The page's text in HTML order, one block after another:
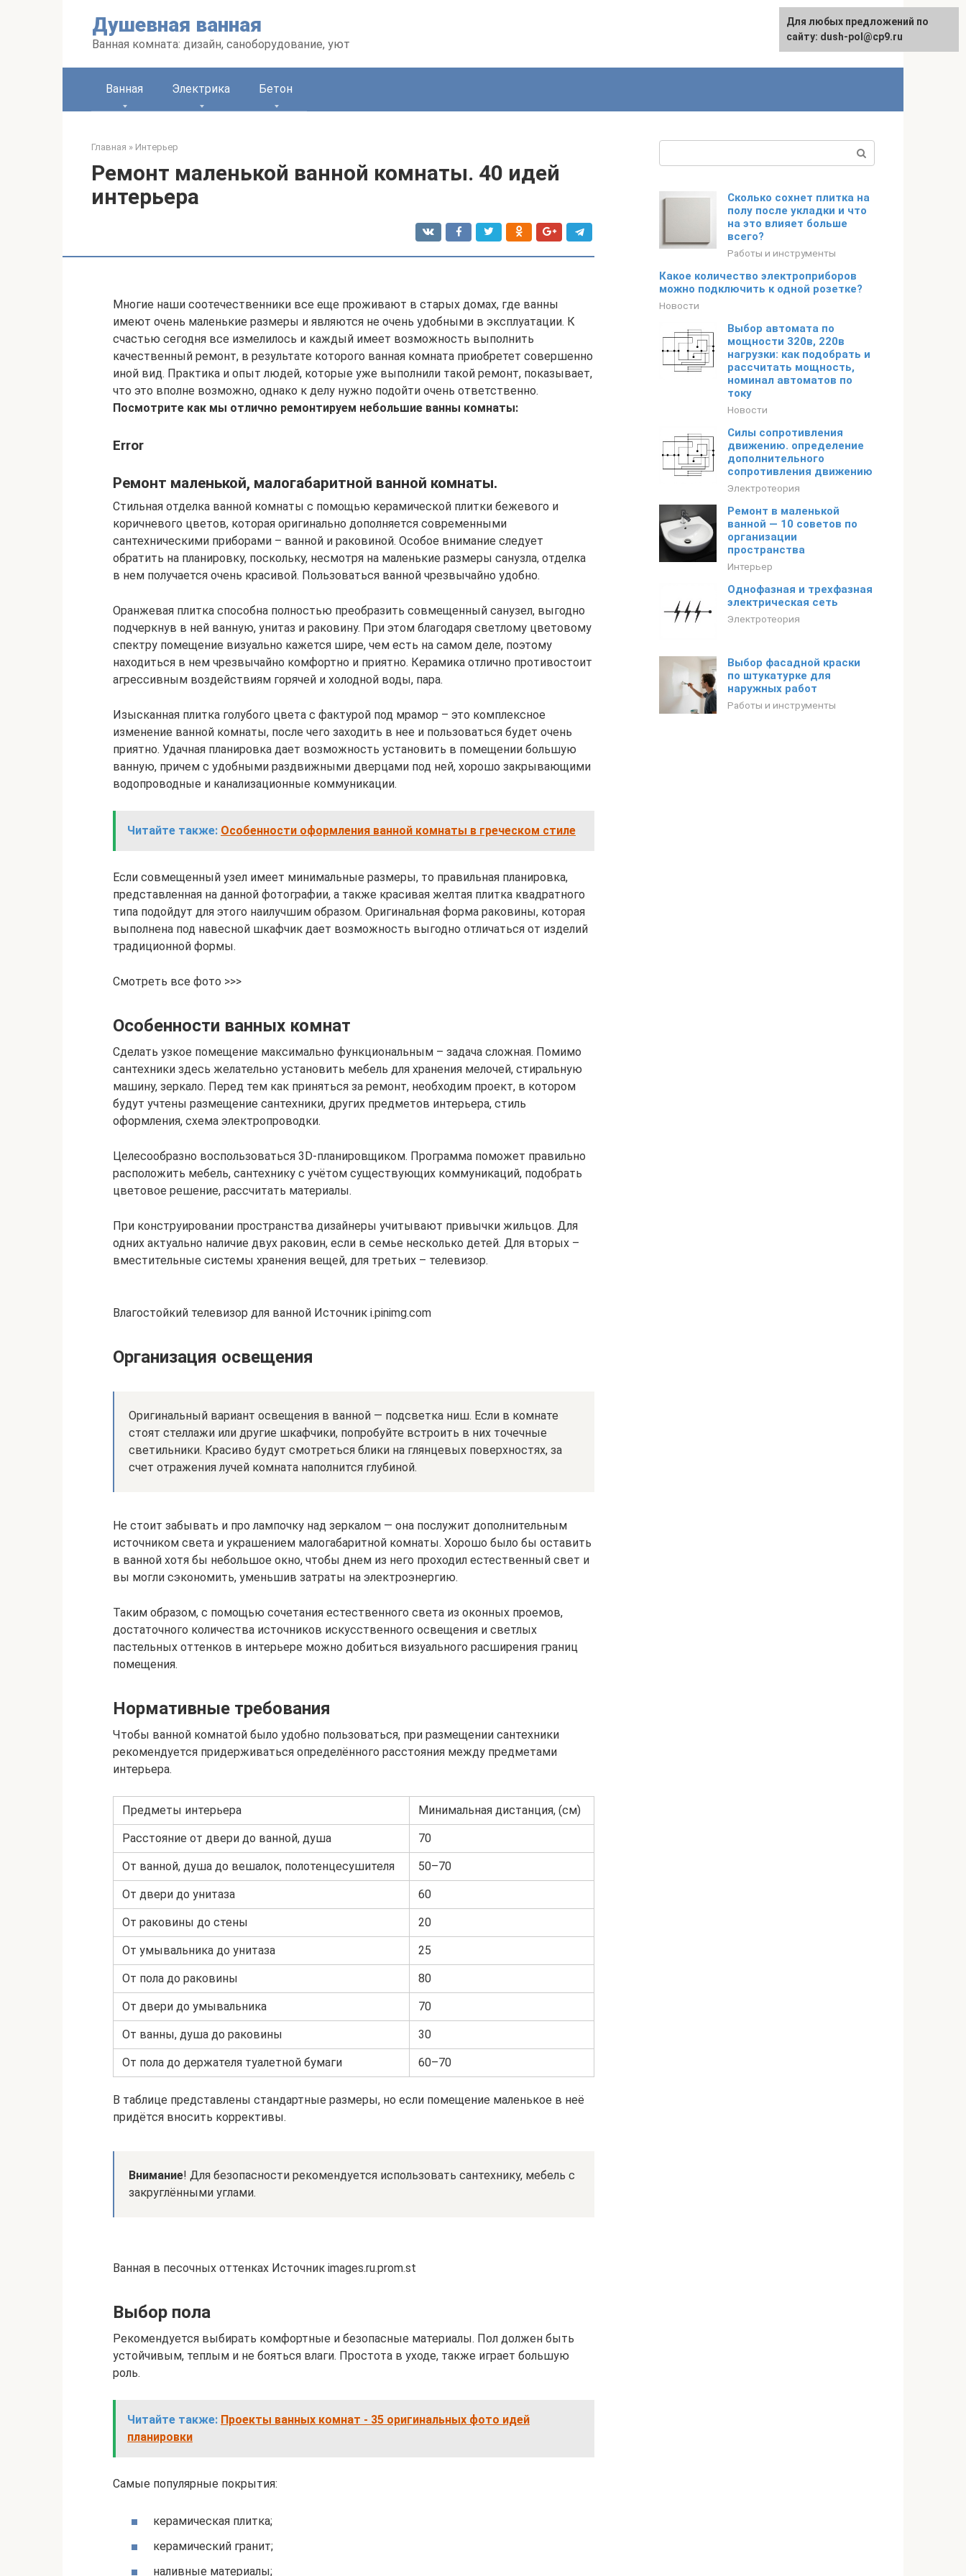
Душевная ванная
Ванная комната: дизайн, саноборудование, уют
Ванная Электрика Бетон
Главная » Интерьер
Ремонт маленькой ванной комнаты. 40 идей
интерьера
Многие наши соотечественники все еще проживают в старых домах, где ванны
имеют очень маленькие размеры и являются не очень удобными в эксплуатации. К
счастью сегодня все измелилось и каждый имеет возможность выполнить
качественный ремонт, в результате которого ванная комната приобретет совершенно
иной вид. Практика и опыт людей, которые уже выполнили такой ремонт, показывает,
что это вполне возможно, однако к делу нужно подойти очень ответственно.
Посмотрите как мы отлично ремонтируем небольшие ванны комнаты:
Error
Ремонт маленькой, малогабаритной ванной комнаты.
Стильная отделка ванной комнаты с помощью керамической плитки бежевого и
коричневого цветов, которая оригинально дополняется современными
сантехническими приборами – ванной и раковиной. Особое внимание следует
обратить на планировку, поскольку, несмотря на маленькие размеры санузла, отделка
в нем получается очень красивой. Пользоваться ванной чрезвычайно удобно.
Оранжевая плитка способна полностью преобразить совмещенный санузел, выгодно
подчеркнув в ней ванную, унитаз и раковину. При этом благодаря светлому цветовому
спектру помещение визуально кажется шире, чем есть на самом деле, поэтому
находиться в нем чрезвычайно комфортно и приятно. Керамика отлично противостоит
агрессивным воздействиям горячей и холодной воды, пара.
Изысканная плитка голубого цвета с фактурой под мрамор – это комплексное
изменение ванной комнаты, после чего заходить в нее и пользоваться будет очень
приятно. Удачная планировка дает возможность установить в помещении большую
ванную, причем с удобными раздвижными дверцами под ней, хорошо закрывающими
водопроводные и канализационные коммуникации.
Читайте также: Особенности оформления ванной комнаты в греческом стиле
Если совмещенный узел имеет минимальные размеры, то правильная планировка,
представленная на данной фотографии, а также красивая желтая плитка квадратного
типа подойдут для этого наилучшим образом. Оригинальная форма раковины, которая
выполнена под навесной шкафчик дает возможность выгодно отличаться от изделий
традиционной формы.
Смотреть все фото >>>
Особенности ванных комнат
Сделать узкое помещение максимально функциональным – задача сложная. Помимо
сантехники здесь желательно установить мебель для хранения мелочей, стиральную
машину, зеркало. Перед тем как приняться за ремонт, необходим проект, в котором
будут учтены размещение сантехники, других предметов интерьера, стиль
оформления, схема электропроводки.
Целесообразно воспользоваться 3D-планировщиком. Программа поможет правильно
расположить мебель, сантехнику с учётом существующих коммуникаций, подобрать
цветовое решение, рассчитать материалы.
При конструировании пространства дизайнеры учитывают привычки жильцов. Для
одних актуально наличие двух раковин, если в семье несколько детей. Для вторых –
вместительные системы хранения вещей, для третьих – телевизор.
Влагостойкий телевизор для ванной Источник i.pinimg.com
Организация освещения
Оригинальный вариант освещения в ванной — подсветка ниш. Если в комнате
стоят стеллажи или другие шкафчики, попробуйте встроить в них точечные
светильники. Красиво будут смотреться блики на глянцевых поверхностях, за
счет отражения лучей комната наполнится глубиной.
Не стоит забывать и про лампочку над зеркалом — она послужит дополнительным
источником света и украшением малогабаритной комнаты. Хорошо было бы оставить
в ванной хотя бы небольшое окно, чтобы днем из него проходил естественный свет и
вы могли сэкономить, уменьшив затраты на электроэнергию.
Таким образом, с помощью сочетания естественного света из оконных проемов,
достаточного количества источников искусственного освещения и светлых
пастельных оттенков в интерьере можно добиться визуального расширения границ
помещения.
Нормативные требования
Чтобы ванной комнатой было удобно пользоваться, при размещении сантехники
рекомендуется придерживаться определённого расстояния между предметами
интерьера.
Предметы интерьера Минимальная дистанция, (см)
Расстояние от двери до ванной, душа 70
От ванной, душа до вешалок, полотенцесушителя 50–70
От двери до унитаза 60
От раковины до стены 20
От умывальника до унитаза 25
От пола до раковины 80
От двери до умывальника 70
От ванны, душа до раковины 30
От пола до держателя туалетной бумаги 60–70
В таблице представлены стандартные размеры, но если помещение маленькое в неё
придётся вносить коррективы.
Внимание! Для безопасности рекомендуется использовать сантехнику, мебель с
закруглёнными углами.
Ванная в песочных оттенках Источник images.ru.prom.st
Выбор пола
Рекомендуется выбирать комфортные и безопасные материалы. Пол должен быть
устойчивым, теплым и не бояться влаги. Простота в уходе, также играет большую
роль.
Читайте также: Проекты ванных комнат - 35 оригинальных фото идей
планировки
Самые популярные покрытия:
керамическая плитка;
керамический гранит;
наливные материалы;
Сколько сохнет плитка на
полу после укладки и что
на это влияет больше
всего?
Работы и инструменты
Какое количество электроприборов
можно подключить к одной розетке?
Новости
Выбор автомата по
мощности 320в, 220в
нагрузки: как подобрать и
рассчитать мощность,
номинал автоматов по
току
Новости
Силы сопротивления
движению. определение
дополнительного
сопротивления движению
Электротеория
Ремонт в маленькой
ванной — 10 советов по
организации
пространства
Интерьер
Однофазная и трехфазная
электрическая сеть
Электротеория
Выбор фасадной краски
по штукатурке для
наружных работ
Работы и инструменты
Для любых предложений по
сайту: dush-pol@cp9.ru